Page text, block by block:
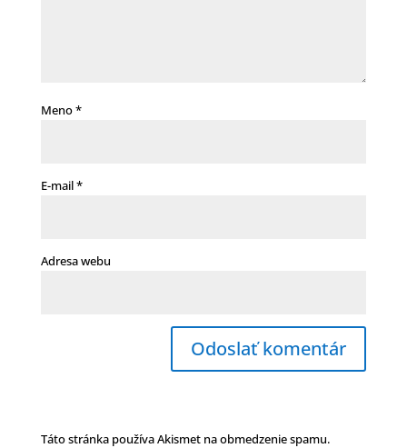
Meno*
E-mail*
Adresa webu
Táto stránka používa Akismet na obmedzenie spamu.